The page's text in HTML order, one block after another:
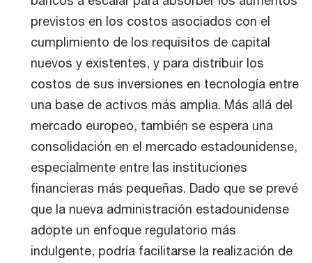
previstos en los costos asociados con el
cumplimiento de los requisitos de capital
nuevos y existentes, y para distribuir los
costos de sus inversiones en tecnología entre
una base de activos más amplia. Más allá del
mercado europeo, también se espera una
consolidación en el mercado estadounidense,
especialmente entre las instituciones
financieras más pequeñas. Dado que se prevé
que la nueva administración estadounidense
adopte un enfoque regulatorio más
indulgente, podría facilitarse la realización de